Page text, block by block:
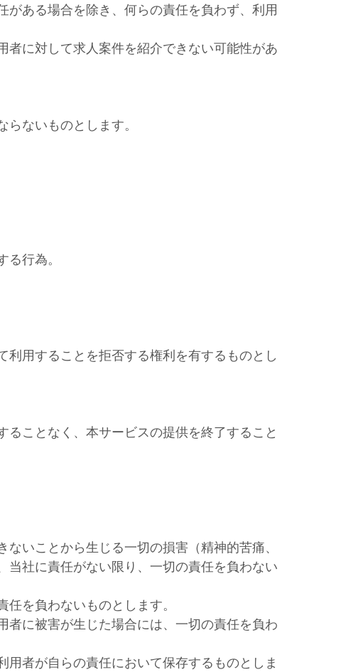
ある場合を除き、何らの責任を負わず、利用
に対して求人案件を紹介できない可能性があ
ないものとします。
行為。
用することを拒否する権利を有するものとし
ことなく、本サービスの提供を終了すること
いことから生じる一切の損害（精神的苦痛、
社に責任がない限り、一切の責任を負わない
を負わないものとします。
に被害が生じた場合には、一切の責任を負わ
者が自らの責任において保存するものとしま